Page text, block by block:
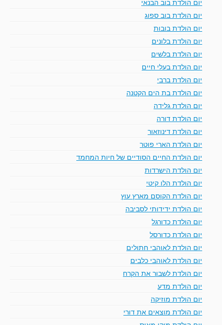
יום הולדת בוב ספוג
יום הולדת בובות
יום הולדת בלונים
יום הולדת בלשים
יום הולדת בעלי חיים
יום הולדת ברבי
יום הולדת בת הים הקטנה
יום הולדת גלידה
יום הולדת דורה
יום הולדת דינוזאור
יום הולדת הארי פוטר
יום הולדת החיים הסודיים של חיות המחמד
יום הולדת הישרדות
יום הולדת הלו קיטי
יום הולדת הקוסם מארץ עוץ
יום הולדת ידידותי לסביבה
יום הולדת כדורגל
יום הולדת כדורסל
יום הולדת לאוהבי חתולים
יום הולדת לאוהבי כלבים
יום הולדת לשבור את הקרח
יום הולדת מדע
יום הולדת מוזיקה
יום הולדת מוצאים את דורי